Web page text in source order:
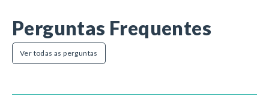
Perguntas Frequentes
Ver todas as perguntas